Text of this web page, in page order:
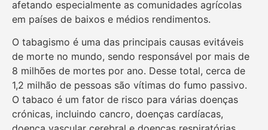
afetando especialmente as comunidades agrícolas
em países de baixos e médios rendimentos.
O tabagismo é uma das principais causas evitáveis
de morte no mundo, sendo responsável por mais de
8 milhões de mortes por ano. Desse total, cerca de
1,2 milhão de pessoas são vítimas do fumo passivo.
O tabaco é um fator de risco para várias doenças
crónicas, incluindo cancro, doenças cardíacas,